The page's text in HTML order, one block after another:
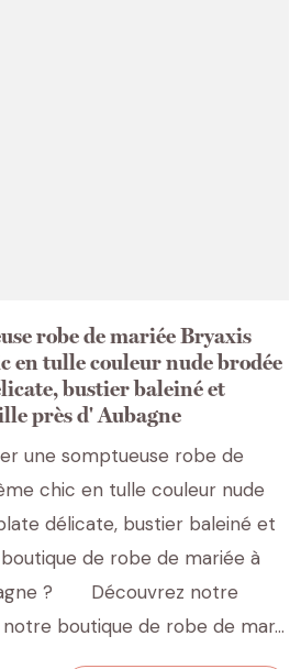
robe de mariée Bryaxis
en tulle couleur nude brodée
bustier baleiné et
près d' Aubagne
une somptueuse robe de
chic en tulle couleur nude
délicate, bustier baleiné et
de robe de mariée à
? Découvrez notre
boutique de robe de mar...